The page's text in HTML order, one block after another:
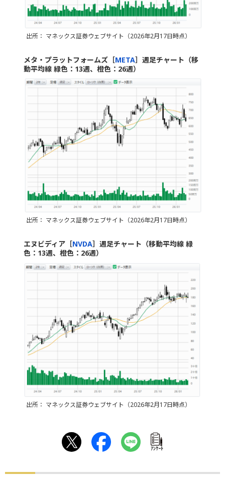
出所： マネックス証券ウェブサイト（2026年2月17日時点）
メタ・プラットフォームズ［META］週足チャート（移
動平均線 緑色：13週、橙色：26週）
出所： マネックス証券ウェブサイト（2026年2月17日時点）
エヌビディア［NVDA］週足チャート（移動平均線 緑
色：13週、橙色：26週）
出所： マネックス証券ウェブサイト（2026年2月17日時点）
ｱﾝｹｰﾄ